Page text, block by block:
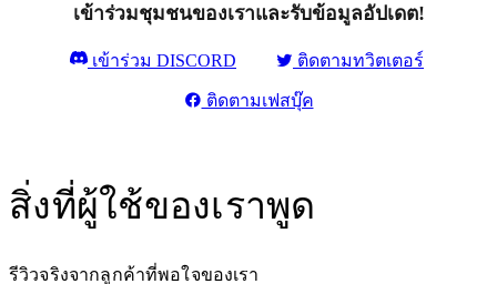
เข้าร่วมชุมชนของเราและรับข้อมูลอัปเดต!
เข้าร่วม DISCORD ติดตามทวิตเตอร์
ติดตามเฟสบุ๊ค
สิ่งที่ผู้ใช้ของเราพูด
รีวิวจริงจากลูกค้าที่พอใจของเรา